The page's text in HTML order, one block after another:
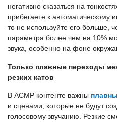
негативно сказаться на
прибегаете к автоматическому
то не используйте его больше,
параметра более чем на 10%
звука, особенно на фоне
Только плавные переходы
резких катов
В АСМР контенте важны
и сценами, которые не будут
голосовому звучанию. Резкие